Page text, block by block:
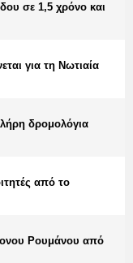
σε 1,5 χρόνο και
για τη Νωτιαία
δρομολόγια
από το
Ρουμάνου από